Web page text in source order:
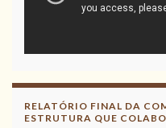
RELATÓRIO FINAL DA
ESTRUTURA QUE